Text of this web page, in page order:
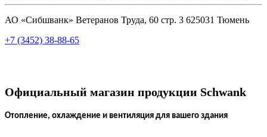
АО «Сибшванк» Ветеранов Труда, 60 стр. 3 625031 Тюмень
+7 (3452) 38-88-65
Официальный магазин продукции Schwank
Отопление, охлаждение и вентиляция для вашего здания